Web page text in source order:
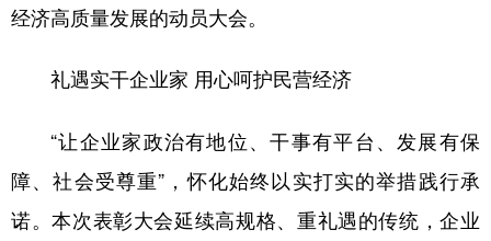
地方频道
北京 天津 河北
辽宁 吉林 上海 江苏
浙江 安徽 福建 江西
山东 河南 湖北 湖南
经济高质量发展的动员大会。
礼遇实干企业家 用心呵护民营经济
“让企业家政治有地位、干事有平台、发展有保
障、社会受尊重”，怀化始终以实打实的举措践行承
诺。本次表彰大会延续高规格、重礼遇的传统，企业